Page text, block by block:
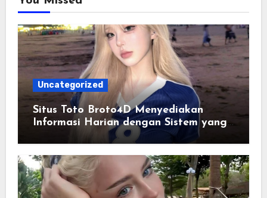
Uncategorized
Situs Toto Broto4D Menyediakan
Informasi Harian dengan Sistem yang
Lebih Responsif dan Modern